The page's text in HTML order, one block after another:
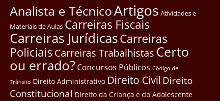
Analista e TécnicoArtigos Atividades e
Materiais de Aulas Carreiras Fiscais
Carreiras JurídicasCarreiras
Policiais Carreiras Trabalhistas Certo
ou errado? Concursos Públicos Côdigo de
Trânsito Direito Administrativo Direito Civil Direito
Constitucional Direito da Criança e do Adolescente